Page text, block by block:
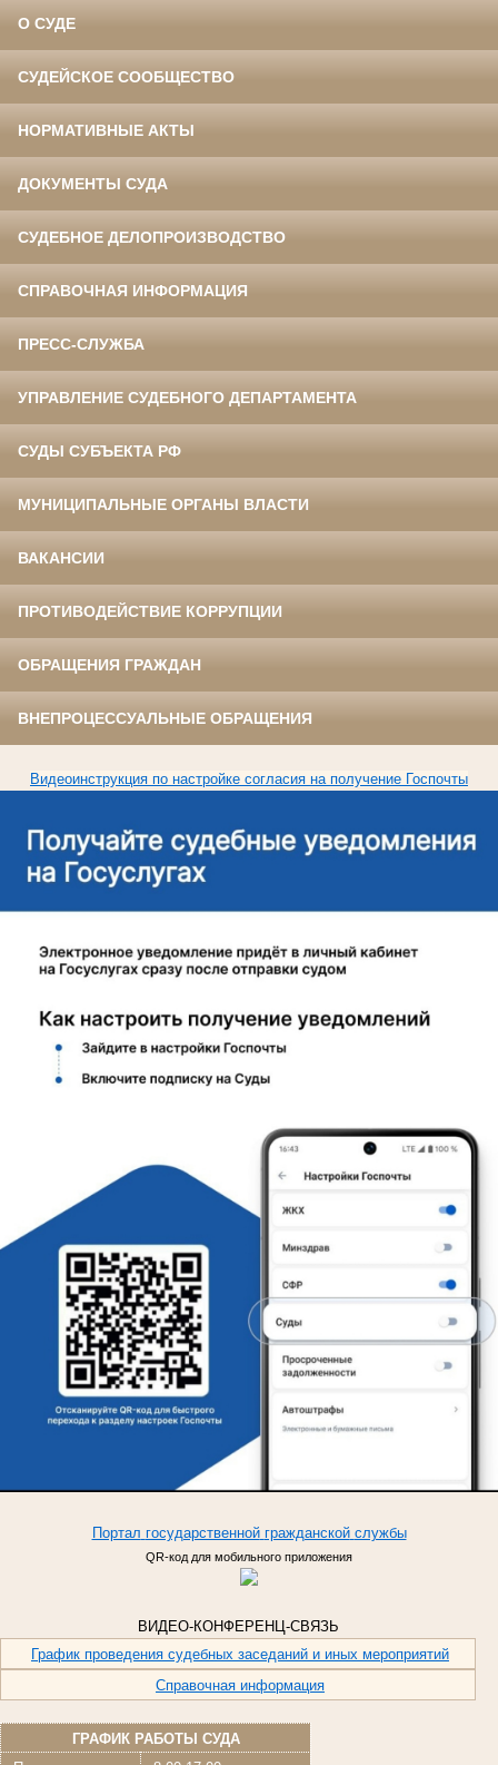
О СУДЕ
СУДЕЙСКОЕ СООБЩЕСТВО
НОРМАТИВНЫЕ АКТЫ
ДОКУМЕНТЫ СУДА
СУДЕБНОЕ ДЕЛОПРОИЗВОДСТВО
СПРАВОЧНАЯ ИНФОРМАЦИЯ
ПРЕСС-СЛУЖБА
УПРАВЛЕНИЕ СУДЕБНОГО ДЕПАРТАМЕНТА
СУДЫ СУБЪЕКТА РФ
МУНИЦИПАЛЬНЫЕ ОРГАНЫ ВЛАСТИ
ВАКАНСИИ
ПРОТИВОДЕЙСТВИЕ КОРРУПЦИИ
ОБРАЩЕНИЯ ГРАЖДАН
ВНЕПРОЦЕССУАЛЬНЫЕ ОБРАЩЕНИЯ
Видеоинструкция по настройке согласия на получение Госпочты
Портал государственной гражданской службы
QR-код для мобильного приложения
ВИДЕО-КОНФЕРЕНЦ-СВЯЗЬ
График проведения судебных заседаний и иных мероприятий
Справочная информация
ГРАФИК РАБОТЫ СУДА